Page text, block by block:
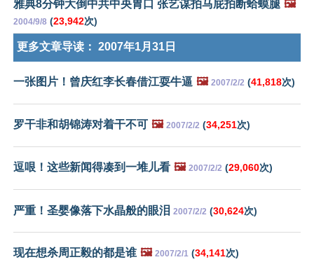
雅典8分钟大倒中共中央胃口 张艺谋拍马屁拍断蛤蟆腿 🖼️
2004/9/8 (23,942次)
更多文章导读： 2007年1月31日
一张图片！曾庆红李长春借江耍牛逼 🖼️ 2007/2/2 (41,818次)
罗干非和胡锦涛对着干不可 🖼️ 2007/2/2 (34,251次)
逗哏！这些新闻得凑到一堆儿看 🖼️ 2007/2/2 (29,060次)
严重！圣婴像落下水晶般的眼泪 2007/2/2 (30,624次)
现在想杀周正毅的都是谁 🖼️ 2007/2/1 (34,141次)